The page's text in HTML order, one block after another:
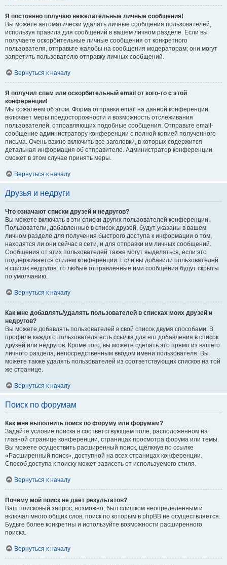
Я постоянно получаю нежелательные личные сообщения!
Вы можете автоматически удалять личные сообщения пользователей,
используя правила для сообщений в вашем личном разделе. Если вы
получаете оскорбительные личные сообщения от конкретного
пользователя, отправьте жалобы на сообщения модераторам; они могут
запретить пользователю отправку личных сообщений.
Вернуться к началу
Я получил спам или оскорбительный email от кого-то с этой
конференции!
Мы сожалеем об этом. Форма отправки email на данной конференции
включает меры предосторожности и возможность отслеживания
пользователей, отправляющих подобные сообщения. Отправьте email-
сообщение администратору конференции с полной копией полученного
письма. Очень важно включить все заголовки, в которых содержится
детальная информация об отправителе. Администратор конференции
сможет в этом случае принять меры.
Вернуться к началу
Друзья и недруги
Что означают списки друзей и недругов?
Вы можете включать в эти списки других пользователей конференции.
Пользователи, добавленные в список друзей, будут указаны в вашем
личном разделе для получения быстрого доступа к информации о том,
находятся ли они сейчас в сети, и для отправки им личных сообщений.
Сообщения от этих пользователей также могут выделяться, если это
поддерживается стилем конференции. Если вы добавили пользователей
в список недругов, то любые отправленные ими сообщения будут скрыты
по умолчанию.
Вернуться к началу
Как мне добавлять/удалять пользователей в списках моих друзей и
недругов?
Вы можете добавлять пользователей в свой список двумя способами. В
профиле каждого пользователя есть ссылка для его добавления в список
друзей или недругов. Кроме того, вы можете сделать это прямо из вашего
личного раздела, непосредственным вводом имени пользователя. Вы
можете также удалять пользователей из соответствующих списков на той
же странице.
Вернуться к началу
Поиск по форумам
Как мне выполнить поиск по форуму или форумам?
Задайте условие поиска в соответствующем поле, расположенном на
главной странице конференции, страницах просмотра форума или темы.
Вы можете осуществить расширенный поиск, щёлкнув по ссылке
«Расширенный поиск», доступной на всех страницах конференции.
Способ доступа к поиску может зависеть от используемого стиля.
Вернуться к началу
Почему мой поиск не даёт результатов?
Ваш поисковый запрос, возможно, был слишком неопределённым и
включал много общих слов, поиск по которым в phpBB не осуществляется.
Будьте более конкретны и используйте возможности расширенного
поиска.
Вернуться к началу